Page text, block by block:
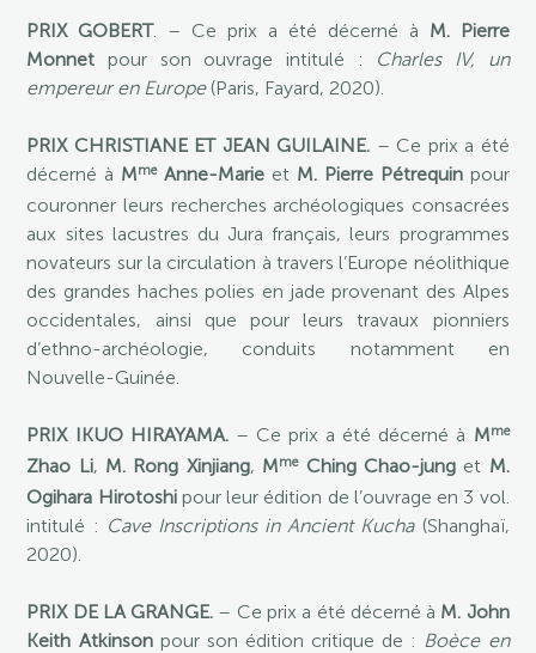
PRIX GOBERT. – Ce prix a été décerné à M. Pierre
Monnet pour son ouvrage intitulé : Charles IV, un
empereur en Europe(Paris, Fayard, 2020).
PRIX CHRISTIANE ET JEAN GUILAINE. – Ce prix a été
décerné à MmeAnne-Marie et M. Pierre Pétrequinpour
couronner leurs recherches archéologiques consacrées
aux sites lacustres du Jura français, leurs programmes
novateurs sur la circulation à travers l’Europe néolithique
des grandes haches polies en jade provenant des Alpes
occidentales, ainsi que pour leurs travaux pionniers
d’ethno-archéologie, conduits notamment en
Nouvelle-Guinée.
PRIX IKUO HIRAYAMA.– Ce prix a été décerné à Mme
Zhao Li, M. Rong Xinjiang, MmeChing Chao-junget M.
Ogihara Hirotoshipour leur édition de l’ouvrage en 3 vol.
intitulé : Cave Inscriptions in Ancient Kucha(Shanghaï,
2020).
PRIX DE LA GRANGE. – Ce prix a été décerné à M. John
Keith Atkinsonpour son édition critique de : Boèce en